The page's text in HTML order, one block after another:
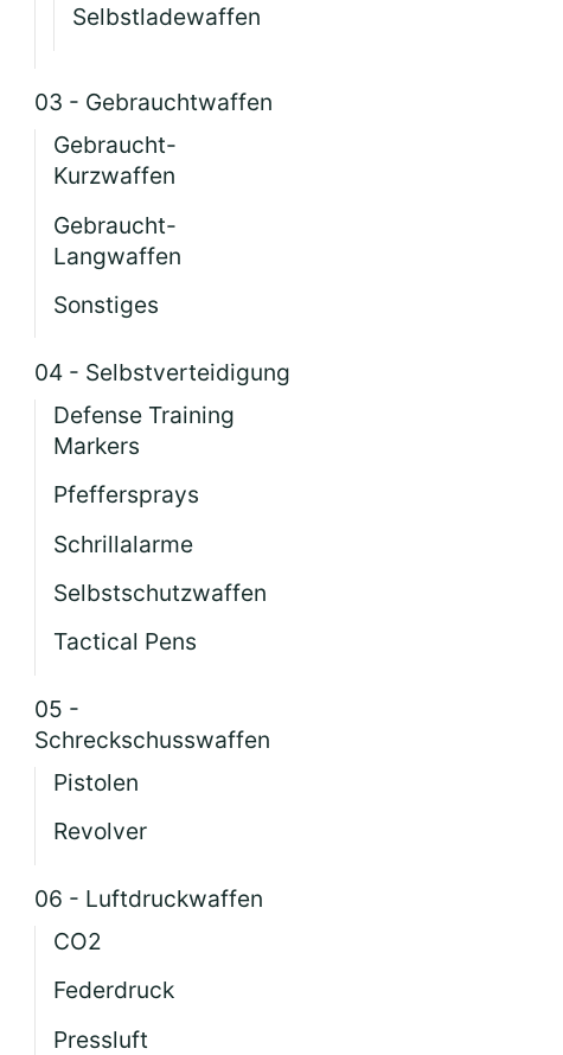
Selbstladewaffen
03 - Gebrauchtwaffen
Gebraucht-
Kurzwaffen
Gebraucht-
Langwaffen
Sonstiges
04 - Selbstverteidigung
Defense Training
Markers
Pfeffersprays
Schrillalarme
Selbstschutzwaffen
Tactical Pens
05 -
Schreckschusswaffen
Pistolen
Revolver
06 - Luftdruckwaffen
CO2
Federdruck
Pressluft